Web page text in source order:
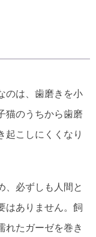
のは、歯磨きを小
猫のうちから歯磨
起こしにくくなり
、必ずしも人間と
はありません。飼
れたガーゼを巻き